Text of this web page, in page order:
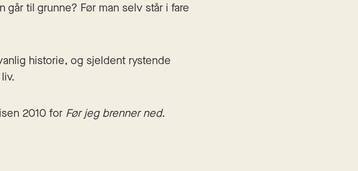
går til grunne? Før man selv står i fare
historie, og sjeldent rystende
2010 for Før jeg brenner ned.